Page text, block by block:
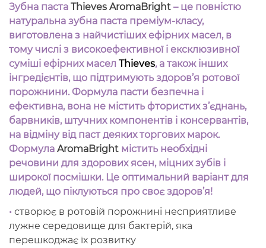
Зубна паста Thieves AromaBright – це повністю
натуральна зубна паста преміум-класу,
виготовлена ​​з найчистіших ефірних масел, в
тому числі з високоефективної і ексклюзивної
суміші ефірних масел Thieves, а також інших
інгредієнтів, що підтримують здоров’я ротової
порожнини. Формула пасти безпечна і
ефективна, вона не містить фтористих з’єднань,
барвників, штучних компонентів і консервантів,
на відміну від паст деяких торгових марок.
Формула AromaBright містить необхідні
речовини для здорових ясен, міцних зубів і
широкої посмішки. Це оптимальний варіант для
людей, що піклуються про своє здоров’я!
• створює в ротовій порожнині несприятливе
лужне середовище для бактерій, яка
перешкоджає їх розвитку